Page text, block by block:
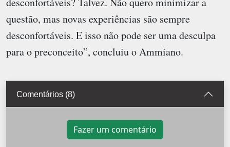
questão, mas novas experiências são sempre
desconfortáveis. E isso não pode ser uma desculpa
para o preconceito”, concluiu o Ammiano.
Comentários (8)
Fazer um comentário